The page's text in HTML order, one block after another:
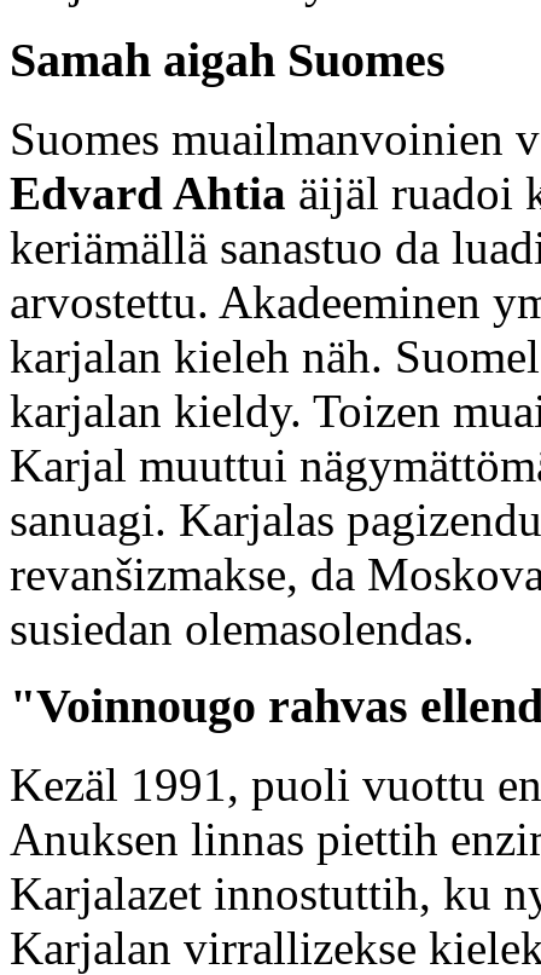
Samah aigah Suomes
Suomes muailmanvoinien
Edvard Ahtia äijäl ruadoi
keriämällä sanastuo da
arvostettu. Akadeeminen
karjalan kieleh näh.
karjalan kieldy. Toizen
Karjal muuttui
sanuagi. Karjalas
revanšizmakse, da
susiedan olemasolendas.
"Voinnougo rahvas
Kezäl 1991, puoli vuottu
Anuksen linnas piettih
Karjalazet innostuttih, ku
Karjalan virrallizekse